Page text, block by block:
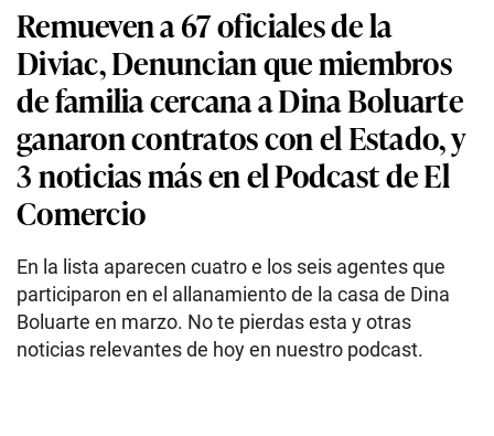
Remueven a 67 oficiales de la
Diviac, Denuncian que miembros
de familia cercana a Dina Boluarte
ganaron contratos con el Estado, y
3 noticias más en el Podcast de El
Comercio
En la lista aparecen cuatro e los seis agentes que
participaron en el allanamiento de la casa de Dina
Boluarte en marzo. No te pierdas esta y otras
noticias relevantes de hoy en nuestro podcast.